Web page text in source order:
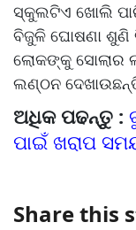
ସ୍କୁଲଟିଏ ଖୋଲି
ବିଜୁଳି ଘୋଷଣା ଶୁଣି
ଲୋକଙ୍କୁ ସୋଲାର
ଲଣ୍ଠନ
ଅଧିକ ପଢନ୍ତୁ :
ପାଇଁ ଖରାପ
Share this